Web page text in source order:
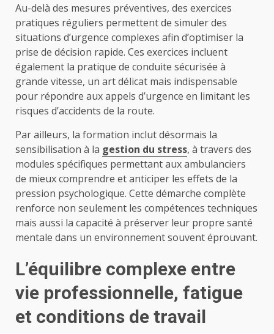
Au-delà des mesures préventives, des exercices
pratiques réguliers permettent de simuler des
situations d’urgence complexes afin d’optimiser la
prise de décision rapide. Ces exercices incluent
également la pratique de conduite sécurisée à
grande vitesse, un art délicat mais indispensable
pour répondre aux appels d’urgence en limitant les
risques d’accidents de la route.
Par ailleurs, la formation inclut désormais la
sensibilisation à la gestion du stress, à travers des
modules spécifiques permettant aux ambulanciers
de mieux comprendre et anticiper les effets de la
pression psychologique. Cette démarche complète
renforce non seulement les compétences techniques
mais aussi la capacité à préserver leur propre santé
mentale dans un environnement souvent éprouvant.
L’équilibre complexe entre
vie professionnelle, fatigue
et conditions de travail